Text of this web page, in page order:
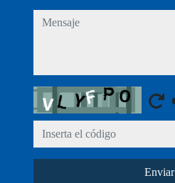
mensaje
Captcha
Enviar